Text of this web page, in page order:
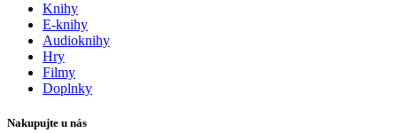
Knihy
E-knihy
Audioknihy
Hry
Filmy
Doplnky
Nakupujte u nás